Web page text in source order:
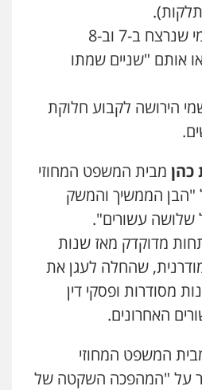
– קביעת חזקה שכל מי שנרצח ב-7 וב-8
2023 – יראו אותם "שניים שמתו
הירושה לקבוע חלוקת
כהן מבית המשפט המחוזי
הממשיך והמשק
עשורים".
מדוקדק מאז שנות
המודרנית, שהחלה לעגן את
מסודרות ופסקי דין
האחרונים.
המשפט המחוזי
על "המהפכה השקטה של